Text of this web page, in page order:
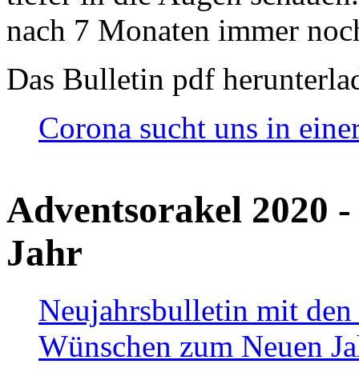
nach 7 Monaten immer
Das Bulletin pdf
Corona sucht uns in
Adventsorakel 2020
Jahr
Neujahrsbulletin mit den
Wünschen zum Neuen